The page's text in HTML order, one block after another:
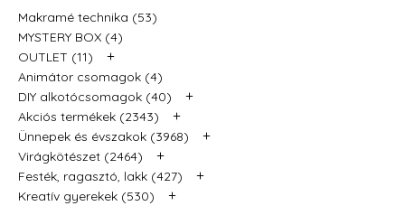
Makramé technika (53)
MYSTERY BOX (4)
OUTLET (11)
+
Animátor csomagok (4)
DIY alkotócsomagok (40)
+
Akciós termékek (2343) +
Ünnepek és évszakok (3968) +
Virágkötészet (2464) +
Festék, ragasztó, lakk (427) +
Kreatív gyerekek (530) +